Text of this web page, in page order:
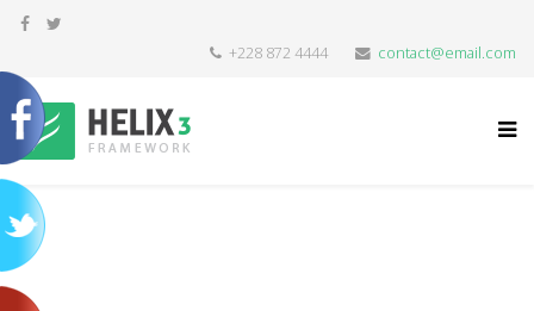
+228 872 4444 contact@email.com